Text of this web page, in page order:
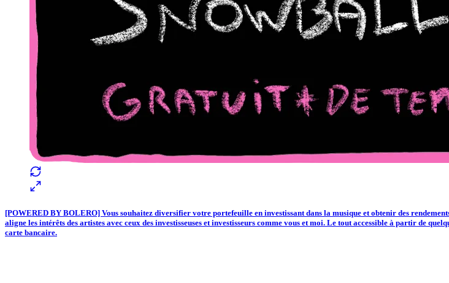
[POWERED BY BOLERO] Vous souhaitez diversifier votre portefeuille en investissant dans la musique et obtenir des
aligne les intérêts des artistes avec ceux des investisseuses et investisseurs comme vous et moi. Le tout accessible à partir de
carte bancaire.